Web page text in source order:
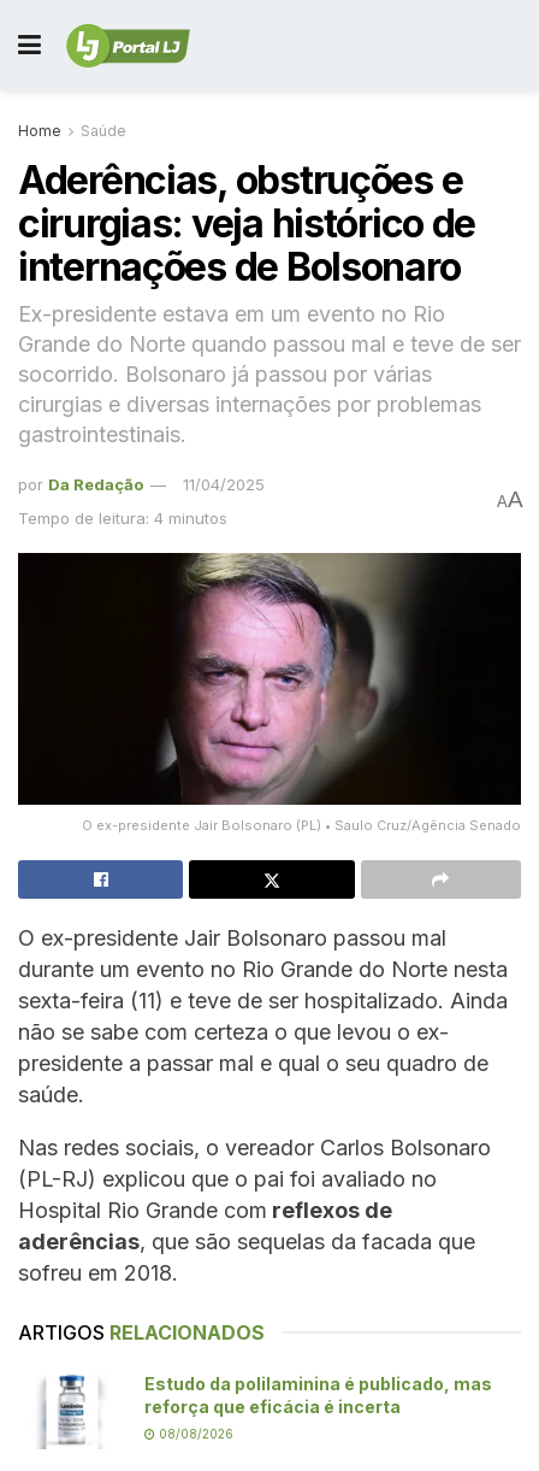
Home Saúde
Aderências, obstruções e
cirurgias: veja histórico de
internações de Bolsonaro
Ex-presidente estava em um evento no Rio
Grande do Norte quando passou mal e teve de ser
socorrido. Bolsonaro já passou por várias
cirurgias e diversas internações por problemas
gastrointestinais.
por Da Redação
11/04/2025
Tempo de leitura: 4 minutos
AA
O ex-presidente Jair Bolsonaro (PL) • Saulo Cruz/Agência Senado
O ex-presidente Jair Bolsonaro passou mal
durante um evento no Rio Grande do Norte nesta
sexta-feira (11) e teve de ser hospitalizado. Ainda
não se sabe com certeza o que levou o ex-
presidente a passar mal e qual o seu quadro de
saúde.
Nas redes sociais, o vereador Carlos Bolsonaro
(PL-RJ) explicou que o pai foi avaliado no
Hospital Rio Grande com reflexos de
aderências, que são sequelas da facada que
sofreu em 2018.
ARTIGOS RELACIONADOS
Estudo da polilaminina é publicado, mas
reforça que eficácia é incerta
08/08/2026